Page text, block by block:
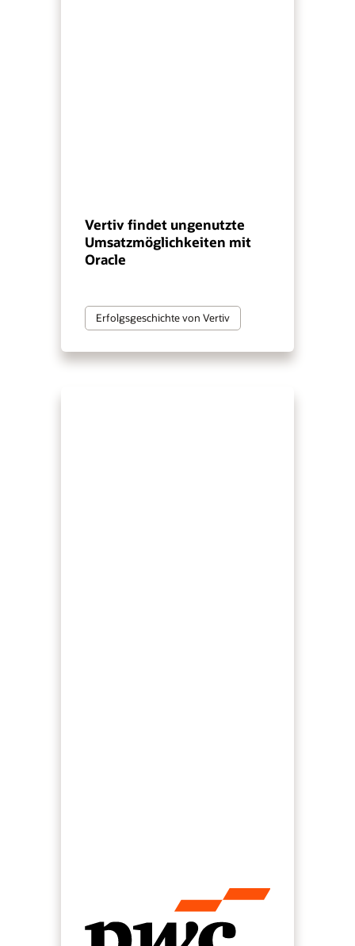
Vertiv findet ungenutzte
Umsatzmöglichkeiten mit
Oracle
Erfolgsgeschichte von Vertiv